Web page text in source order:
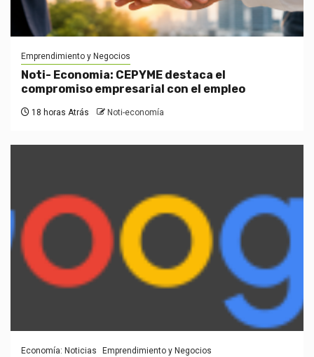
Emprendimiento y Negocios
Noti- Economia: CEPYME destaca el
compromiso empresarial con el empleo
18 horas Atrás Noti-economía
Economía: Noticias
Emprendimiento y Negocios